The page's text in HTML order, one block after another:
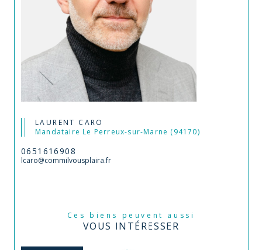
LAURENT CARO
Mandataire Le Perreux-sur-Marne (94170)
0651616908
lcaro@commilvousplaira.fr
Ces biens peuvent aussi
VOUS INTÉRESSER